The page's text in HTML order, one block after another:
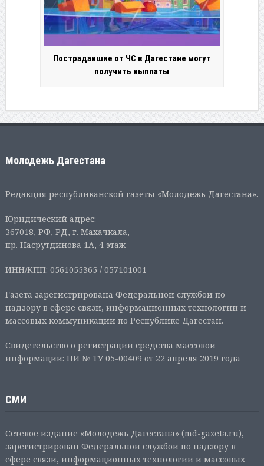
Пострадавшие от ЧС в Дагестане могут
получить выплаты
Молодежь Дагестана
Редакция республиканской газеты «Молодежь Дагестана».
Юридический адрес:
367018, РФ, РД, г. Махачкала,
пр. Насрутдинова 1А, 4 этаж
ИНН/КПП: 0561055365 / 057101001
Газета зарегистрирована Федеральной службой по
надзору в сфере связи, информационных технологий и
массовых коммуникаций по Республике Дагестан.
Свидетельство о регистрации средства массовой
информации: ПИ № ТУ 05-00409 от 22 апреля 2019 года
СМИ
Сетевое издание «Молодежь Дагестана» (md-gazeta.ru),
зарегистрирован Федеральной службой по надзору в
сфере связи, информационных технологий и массовых